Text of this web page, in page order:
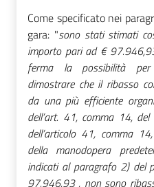
Come specificato nei
gara: "sono stati stimati
importo pari ad €
ferma la possibilità per
dimostrare che il ribasso
da una più efficiente
dell’art. 41, comma 14,
dell’articolo 41, comma
della manodopera
indicati al paragrafo 2) del
97.946,93 , non sono